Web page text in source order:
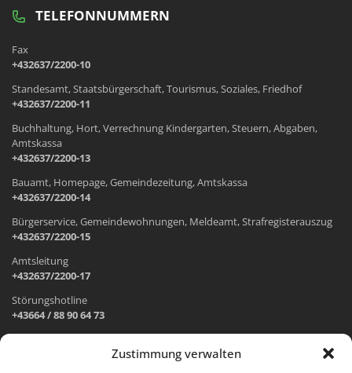
Zustimmung verwalten
TELEFONNUMMERN
Fax
+432637/2200-10
Standesamt, Staatsbürgerschaft, Tourismus, Soziales, Friedhof
+432637/2200-11
Buchhaltung, Hort, Verrechnung Kindergarten, Steuern, Abgaben,
Amtskassa
+432637/2200-13
Bauamt, Homepage, Gemeindezeitung, Amtskassa
+432637/2200-14
Bürgerservice, Gemeindewohnungen, Meldeamt, Strafregisterauszug
+432637/2200-15
Amtsleitung
+432637/2200-17
Störungshotline
+43664 / 88 90 64 73